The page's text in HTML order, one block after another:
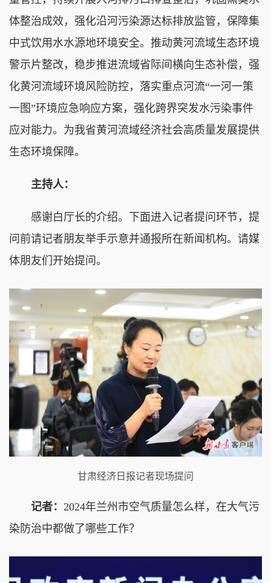
体整治成效，强化沿河污染源达标排放监管，保障集
中式饮用水水源地环境安全。推动黄河流域生态环境
警示片整改，稳步推进流域省际间横向生态补偿，强
化黄河流域环境风险防控，落实重点河流“一河一策
一图”环境应急响应方案，强化跨界突发水污染事件
应对能力。为我省黄河流域经济社会高质量发展提供
生态环境保障。
主持人：
感谢白厅长的介绍。下面进入记者提问环节，提
问前请记者朋友举手示意并通报所在新闻机构。请媒
体朋友们开始提问。
甘肃经济日报记者现场提问
记者： 2024年兰州市空气质量怎么样，在大气污
染防治中都做了哪些工作？